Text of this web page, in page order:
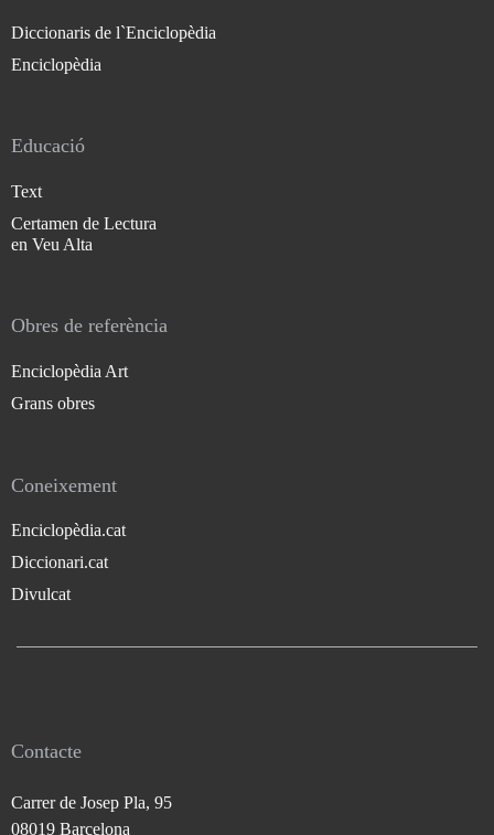
Diccionaris de l`Enciclopèdia
Enciclopèdia
Educació
Text
Certamen de Lectura
en Veu Alta
Obres de referència
Enciclopèdia Art
Grans obres
Coneixement
Enciclopèdia.cat
Diccionari.cat
Divulcat
Contacte
Carrer de Josep Pla, 95
08019 Barcelona